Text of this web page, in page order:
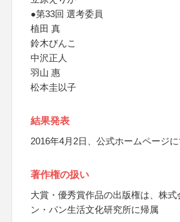
●第33回 選考委員
植田 真
鈴木びんこ
中沢正人
羽山 惠
松本圭以子
結果発表
2016年4月2日、公式ホームページに
著作権の扱い
大賞・優秀賞作品の出版権は、株式
ン・パン生活文化研究所に帰属